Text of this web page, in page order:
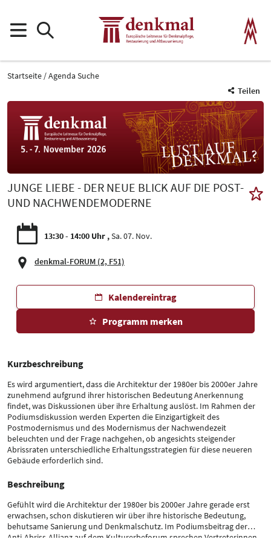
Startseite
Agenda Suche
Teilen
JUNGE LIEBE - DER NEUE BLICK AUF DIE POST-
UND NACHWENDEMODERNE
13:30 - 14:00 Uhr Sa. 07. Nov.
denkmal-FORUM (2, F51)
Kalendereintrag
Programm merken
Kurzbeschreibung
Es wird argumentiert, dass die Architektur der 1980er bis 2000er Jahre
zunehmend aufgrund ihrer historischen Bedeutung Anerkennung
findet, was Diskussionen über ihre Erhaltung auslöst. Im Rahmen der
Podiumsdiskussion werden Experten die Einzigartigkeit des
Postmodernismus und des Modernismus der Nachwendezeit
beleuchten und der Frage nachgehen, ob angesichts steigender
Abrissraten unterschiedliche Erhaltungsstrategien für diese neueren
Gebäude erforderlich sind.
Beschreibung
Gefühlt wird die Architektur der 1980er bis 2000er Jahre gerade erst
erwachsen, schon diskutieren wir über ihre historische Bedeutung,
behutsame Sanierung und Denkmalschutz. Im Podiumsbeitrag der
Anti-Abriss-Allianz auf dem Kulturerbeforum sprechen Vertreterinnen